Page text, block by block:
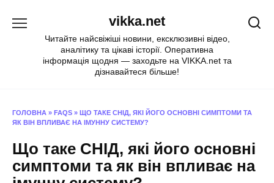
vikka.net
Читайте найсвіжіші новини, ексклюзивні відео,
аналітику та цікаві історії. Оперативна
інформація щодня — заходьте на VIKKA.net та
дізнавайтеся більше!
ГОЛОВНА » FAQS » ЩО ТАКЕ СНІД, ЯКІ ЙОГО ОСНОВНІ СИМПТОМИ ТА
ЯК ВІН ВПЛИВАЄ НА ІМУННУ СИСТЕМУ?
Що таке СНІД, які його основні
симптоми та як він впливає на